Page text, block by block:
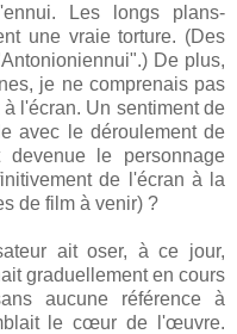
Les longs plans-
une vraie torture. (Des
De plus,
je ne comprenais pas
l'écran. Un sentiment de
avec le déroulement de
le personnage
de l'écran à la
de film à venir) ?
ait oser, à ce jour,
graduellement en cours
aucune référence à
le cœur de l'œuvre.